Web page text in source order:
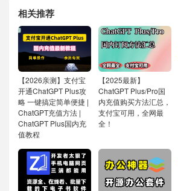
相关推荐
【2026亲测】支付宝
开通ChatGPT Plus攻
略 一键搞定简单便捷 |
ChatGPT充值方法 |
ChatGPT Plus国内充
值教程
【2025最新】
ChatGPT Plus/Pro国
内充值购买方法汇总，
支付宝可用，全网最
全！